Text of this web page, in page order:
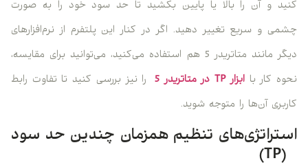
کنید و آن را بالا یا پایین بکشید تا حد سود خود را به صورت
چشمی و سریع تغییر دهید. اگر در کنار این پلتفرم از نرم‌افزارهای
دیگر مانند متاتریدر 5 هم استفاده می‌کنید، می‌توانید برای مقایسه،
نحوه کار با ابزار TP در متاتریدر 5
را نیز بررسی کنید تا تفاوت رابط
کاربری آن‌ها را متوجه شوید.
استراتژی‌های تنظیم همزمان چندین حد سود
(TP)